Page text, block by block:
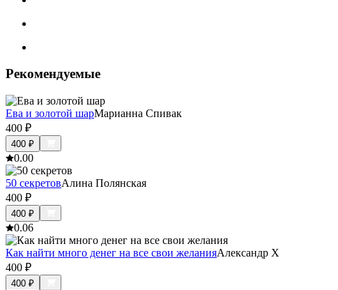
Рекомендуемые
Ева и золотой шарМарианна Спивак
400 ₽
400 ₽
0.00
50 секретовАлина Полянская
400 ₽
400 ₽
0.06
Как найти много денег на все свои желанияАлександр Х
400 ₽
400 ₽